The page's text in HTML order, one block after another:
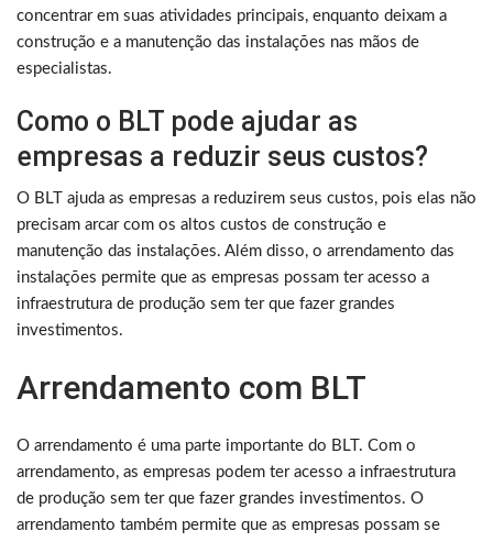
concentrar em suas atividades principais, enquanto deixam a
construção e a manutenção das instalações nas mãos de
especialistas.
Como o BLT pode ajudar as
empresas a reduzir seus custos?
O BLT ajuda as empresas a reduzirem seus custos, pois elas não
precisam arcar com os altos custos de construção e
manutenção das instalações. Além disso, o arrendamento das
instalações permite que as empresas possam ter acesso a
infraestrutura de produção sem ter que fazer grandes
investimentos.
Arrendamento com BLT
O arrendamento é uma parte importante do BLT. Com o
arrendamento, as empresas podem ter acesso a infraestrutura
de produção sem ter que fazer grandes investimentos. O
arrendamento também permite que as empresas possam se